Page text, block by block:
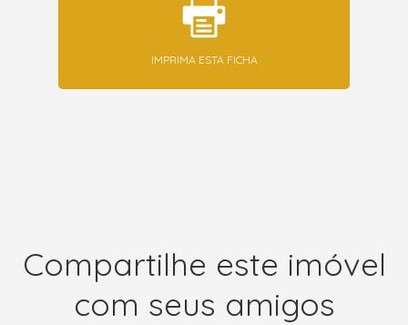
IMPRIMA ESTA FICHA
Compartilhe este imóvel
com seus amigos